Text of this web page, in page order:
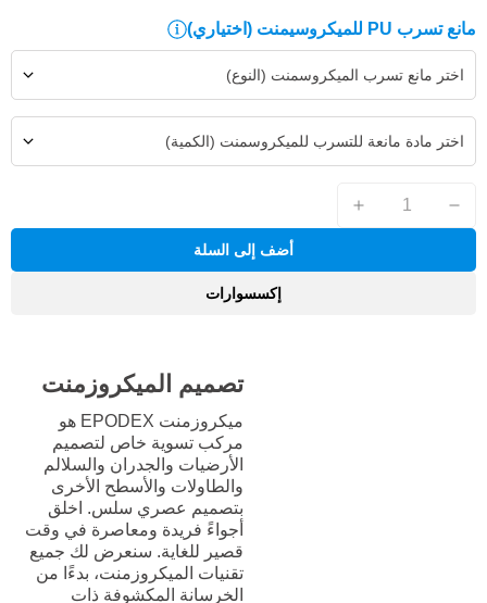
مانع تسرب PU للميكروسيمنت (اختياري)
اختر مانع تسرب الميكروسمنت (النوع)
اختر مادة مانعة للتسرب للميكروسمنت (الكمية)
أضف إلى السلة
إكسسوارات
تصميم الميكروزمنت
ميكروزمنت EPODEX هو
مركب تسوية خاص لتصميم
الأرضيات والجدران والسلالم
والطاولات والأسطح الأخرى
بتصميم عصري سلس. اخلق
أجواءً فريدة ومعاصرة في وقت
قصير للغاية. سنعرض لك جميع
تقنيات الميكروزمنت، بدءًا من
الخرسانة المكشوفة ذات